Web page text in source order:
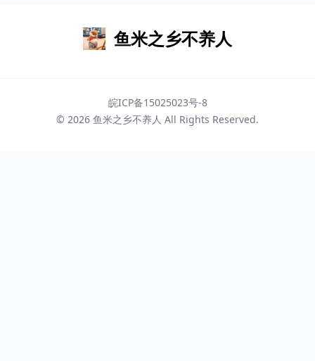
鱼米之乡不养人
皖ICP备15025023号-8
© 2026 鱼米之乡不养人 All Rights Reserved.